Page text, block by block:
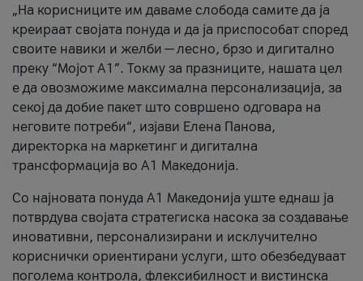
„На корисниците им даваме слобода самите да ја
креираат својата понуда и да ја приспособат според
своите навики и желби — лесно, брзо и дигитално
преку “Мојот А1”. Токму за празниците, нашата цел
е да овозможиме максимална персонализација, за
секој да добие пакет што совршено одговара на
неговите потреби“, изјави Елена Панова,
директорка на маркетинг и дигитална
трансформација во А1 Македонија.
Со најновата понуда А1 Македонија уште еднаш ја
потврдува својата стратегиска насока за создавање
иновативни, персонализирани и исклучително
кориснички ориентирани услуги, што обезбедуваат
поголема контрола, флексибилност и вистинска